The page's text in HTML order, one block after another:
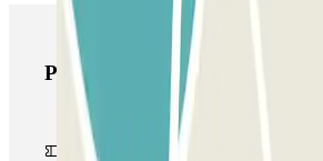
Produits Parclick